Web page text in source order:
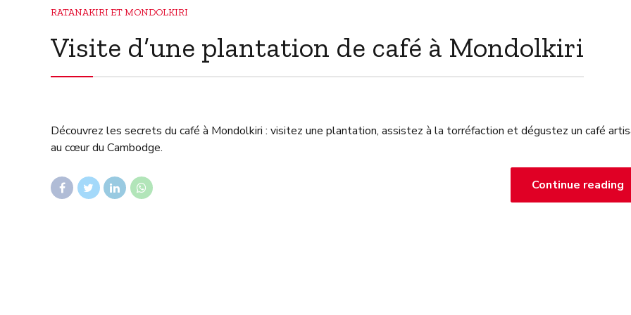
RATANAKIRI ET MONDOLKIRI
Visite d’une plantation de café à Mondolkiri
Découvrez les secrets du café à Mondolkiri : visitez une plantation, assistez à la torréfaction et dégustez un café
au cœur du Cambodge.
Continue reading